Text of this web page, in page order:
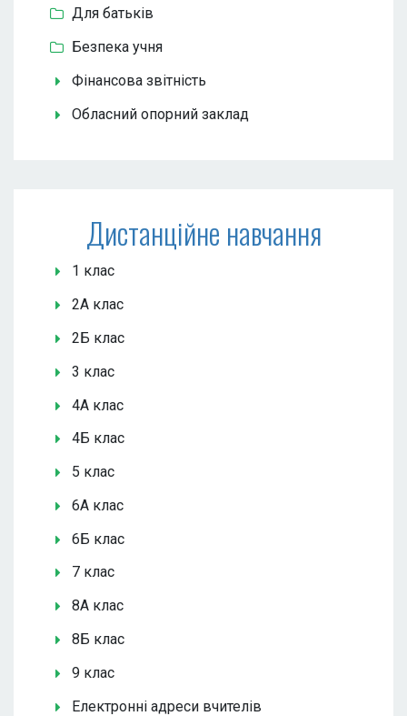
Для батьків
Безпека учня
Фінансова звітність
Обласний опорний заклад
Дистанційне навчання
1 клас
2А клас
2Б клас
3 клас
4А клас
4Б клас
5 клас
6А клас
6Б клас
7 клас
8А клас
8Б клас
9 клас
Електронні адреси вчителів